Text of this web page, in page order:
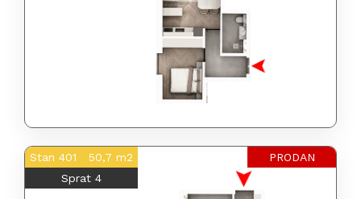
Stan 401 50,7 m2
Sprat 4
PRODAN